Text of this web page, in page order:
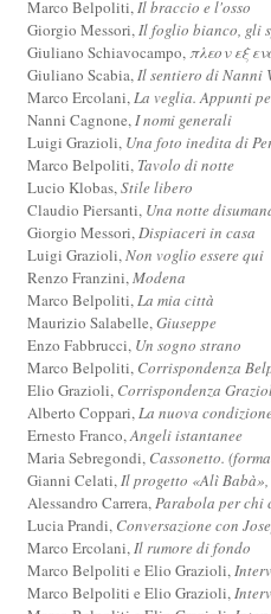
Marco Belpoliti,Il braccio e l'osso
Giorgio Messori,Il foglio bianco, gli
Giuliano Schiavocampo,πλεον εξ
Giuliano Scabia,Il sentiero di Nanni
Marco Ercolani,La veglia. Appunti
Nanni Cagnone,I nomi generali
Luigi Grazioli, Una foto inedita di
Marco Belpoliti, Tavolo di notte
Lucio Klobas,Stile libero
Claudio Piersanti, Una notte
Giorgio Messori,Dispiaceri in casa
Luigi Grazioli,Non voglio essere qui
Renzo Franzini,Modena
Marco Belpoliti,La mia città
Maurizio Salabelle,Giuseppe
Enzo Fabbrucci, Un sogno strano
Marco Belpoliti, Corrispondenza
Elio Grazioli, Corrispondenza
Alberto Coppari,La nuova
Ernesto Franco,Angeli istantanee
Maria Sebregondi, Cassonetto.
Gianni Celati,Il progetto «Alì
Alessandro Carrera,Parabola per chi
Lucia Prandi, Conversazione con
Marco Ercolani,Il rumore di fondo
Marco Belpoliti e Elio Grazioli,
Marco Belpoliti e Elio Grazioli,